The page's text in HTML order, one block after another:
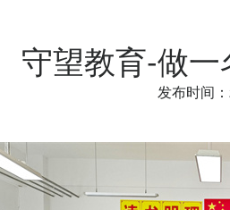
守望教育-做
发布时间